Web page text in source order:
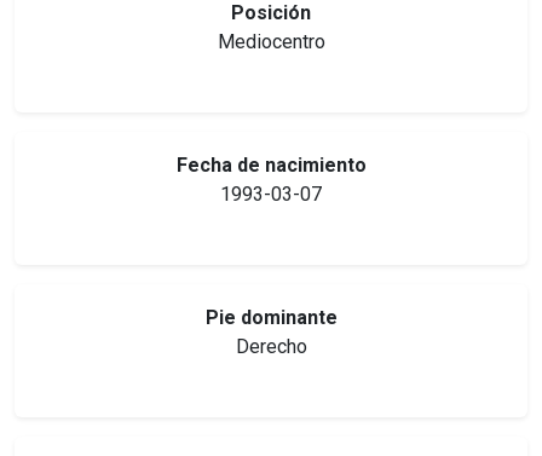
Posición
Mediocentro
Fecha de nacimiento
1993-03-07
Pie dominante
Derecho